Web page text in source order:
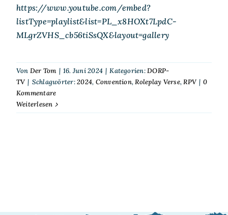
https://www.youtube.com/embed?
listType=playlist&list=PL_x8HOXt7LpdC-
MLgrZVHS_cb56tiSsQX&layout=gallery
Von Der Tom | 16. Juni 2024 | Kategorien:DORP-
TV | Schlagwörter:2024, Convention,Roleplay Verse,RPV | 0
Kommentare
Weiterlesen